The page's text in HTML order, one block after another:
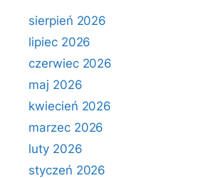
sierpień 2026
lipiec 2026
czerwiec 2026
maj 2026
kwiecień 2026
marzec 2026
luty 2026
styczeń 2026